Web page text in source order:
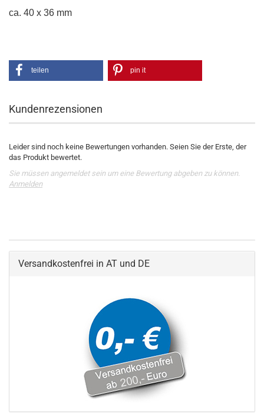
ca. 40 x 36 mm
teilen pin it
Kundenrezensionen
Leider sind noch keine Bewertungen vorhanden. Seien Sie der Erste, der
das Produkt bewertet.
Sie müssen angemeldet sein um eine Bewertung abgeben zu können.
Anmelden
Versandkostenfrei in AT und DE